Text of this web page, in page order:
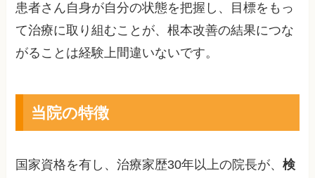
患者さん自身が自分の状態を把握し、目標をもっ
て治療に取り組むことが、根本改善の結果につな
がることは経験上間違いないです。
当院の特徴
国家資格を有し、治療家歴30年以上の院長が、検